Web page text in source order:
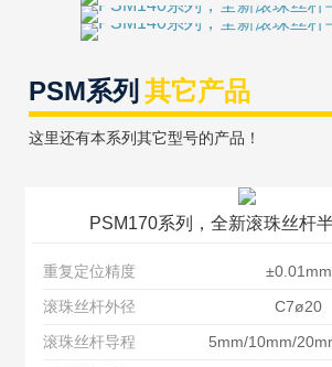
PSM系列 其它产品
这里还有本系列其它型号的产品！
PSM170系列，全新滚珠丝杆
重复定位精度
±0.01mm
滚珠丝杆外径
C7ø20
滚珠丝杆导程
5mm/10mm/